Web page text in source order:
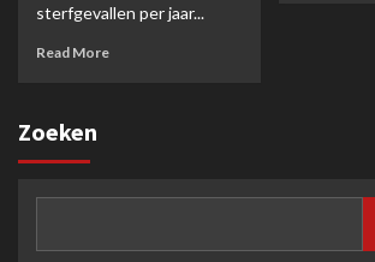
sterfgevallen per jaar...
Read More
Zoeken